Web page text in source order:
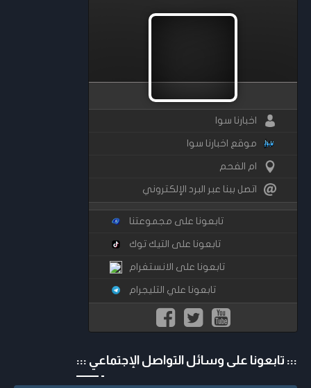
اخبارنا سوا
موقع اخبارنا سوا
ام الفحم
اتصل ببنا عبر البرد الإلكتروني
تابعونا على مجموعتنا
تابعونا على التيك توك
تابعونا على الانستغرام
تابعونا علي التليجرام
::: تابعونا على وسائل التواصل الإجتماعي :::